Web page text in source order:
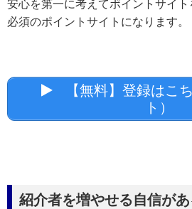
安心を第一に考えてポイントサイ
必須のポイントサイトになります。
【無料】登録はこ
ト）
紹介者を増やせる自信が